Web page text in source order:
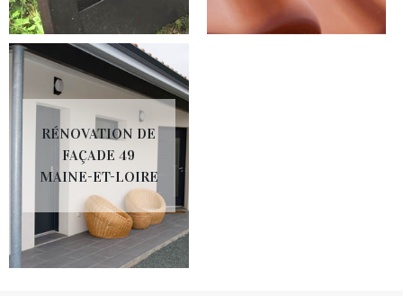
RÉNOVATION DE
FAÇADE 49
MAINE-ET-LOIRE